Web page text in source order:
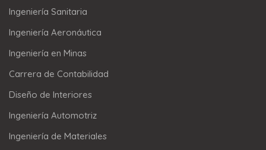
Ingeniería Sanitaria
Ingeniería Aeronáutica
Ingeniería en Minas
Carrera de Contabilidad
Diseño de Interiores
Ingeniería Automotriz
Ingeniería de Materiales